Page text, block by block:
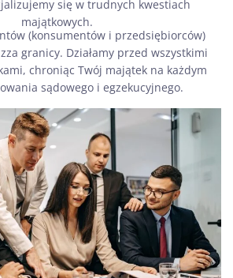
się w trudnych kwestiach
majątkowych.
(konsumentów i przedsiębiorców)
granicy. Działamy przed wszystkimi
chroniąc Twój majątek na każdym
sądowego i egzekucyjnego.